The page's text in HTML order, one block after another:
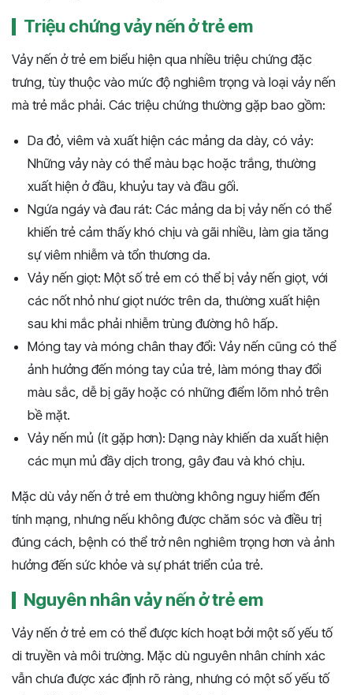
Triệu chứng vảy nến ở trẻ em
Vảy nến ở trẻ em biểu hiện qua nhiều triệu chứng đặc
trưng, tùy thuộc vào mức độ nghiêm trọng và loại vảy nến
mà trẻ mắc phải. Các triệu chứng thường gặp bao gồm:
Da đỏ, viêm và xuất hiện các mảng da dày, có vảy:
Những vảy này có thể màu bạc hoặc trắng, thường
xuất hiện ở đầu, khuỷu tay và đầu gối.
Ngứa ngáy và đau rát: Các mảng da bị vảy nến có thể
khiến trẻ cảm thấy khó chịu và gãi nhiều, làm gia tăng
sự viêm nhiễm và tổn thương da.
Vảy nến giọt: Một số trẻ em có thể bị vảy nến giọt, với
các nốt nhỏ như giọt nước trên da, thường xuất hiện
sau khi mắc phải nhiễm trùng đường hô hấp.
Móng tay và móng chân thay đổi: Vảy nến cũng có thể
ảnh hưởng đến móng tay của trẻ, làm móng thay đổi
màu sắc, dễ bị gãy hoặc có những điểm lõm nhỏ trên
bề mặt.
Vảy nến mủ (ít gặp hơn): Dạng này khiến da xuất hiện
các mụn mủ đầy dịch trong, gây đau và khó chịu.
Mặc dù vảy nến ở trẻ em thường không nguy hiểm đến
tính mạng, nhưng nếu không được chăm sóc và điều trị
đúng cách, bệnh có thể trở nên nghiêm trọng hơn và ảnh
hưởng đến sức khỏe và sự phát triển của trẻ.
Nguyên nhân vảy nến ở trẻ em
Vảy nến ở trẻ em có thể được kích hoạt bởi một số yếu tố
di truyền và môi trường. Mặc dù nguyên nhân chính xác
vẫn chưa được xác định rõ ràng, nhưng có một số yếu tố